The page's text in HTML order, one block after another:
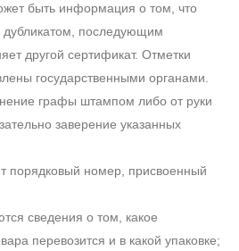
быть информация о том, что
дубликатом, последующим
другой сертификат. Отметки
государственными органами.
графы штампом либо от руки
заверение указанных
порядковый номер, присвоенный
сведения о том, какое
перевозится и в какой упаковке;